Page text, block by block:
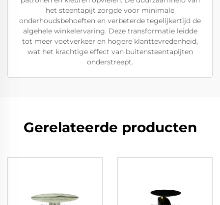
het steentapijt zorgde voor minimale
onderhoudsbehoeften en verbeterde tegelijkertijd de
algehele winkelervaring. Deze transformatie leidde
tot meer voetverkeer en hogere klanttevredenheid,
wat het krachtige effect van buitensteentapijten
onderstreept.
Gerelateerde producten